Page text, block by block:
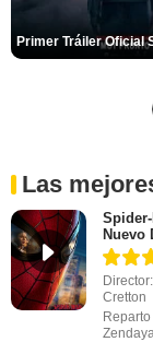
Las
Nuevo
Cretton